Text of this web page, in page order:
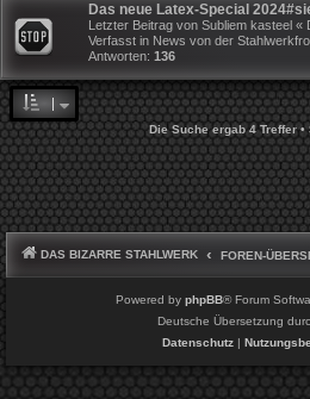
Das neue Latex-Special
Letzter Beitrag von Subliem kasteel «
Verfasst in News von der
Antworten: 136
Die Suche ergab 4 Treffer •
DAS BIZARRE STAHLWERK FOREN-
Powered by phpBB® Forum
Deutsche Übersetzung
Datenschutz|